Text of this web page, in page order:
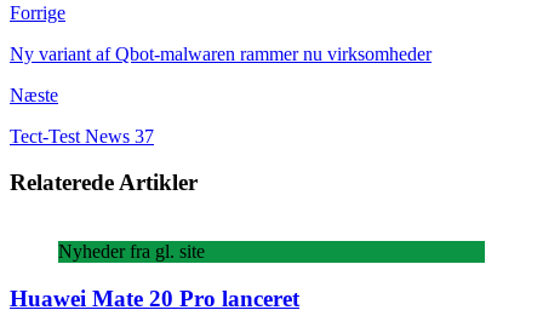
Forrige
Ny variant af Qbot-malwaren rammer nu virksomheder
Næste
Tect-Test News 37
Relaterede Artikler
Nyheder fra gl. site
Huawei Mate 20 Pro lanceret